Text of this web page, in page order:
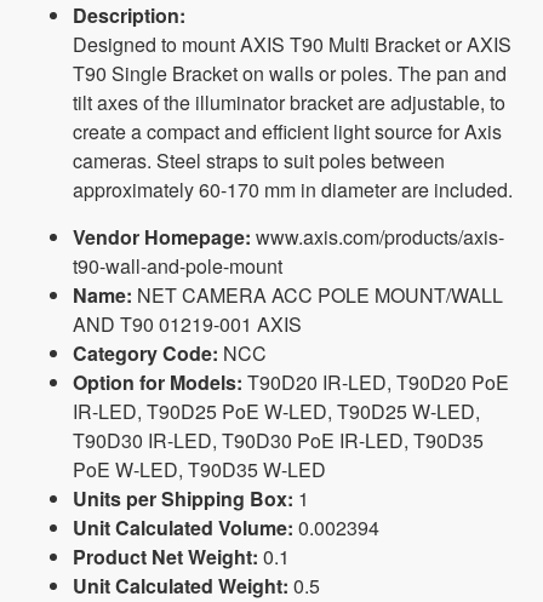
Description:
Designed to mount AXIS T90 Multi Bracket or AXIS
T90 Single Bracket on walls or poles. The pan and
tilt axes of the illuminator bracket are adjustable, to
create a compact and efficient light source for Axis
cameras. Steel straps to suit poles between
approximately 60-170 mm in diameter are included.
Vendor Homepage: www.axis.com/products/axis-
t90-wall-and-pole-mount
Name: NET CAMERA ACC POLE MOUNT/WALL
AND T90 01219-001 AXIS
Category Code: NCC
Option for Models: T90D20 IR-LED, T90D20 PoE
IR-LED, T90D25 PoE W-LED, T90D25 W-LED,
T90D30 IR-LED, T90D30 PoE IR-LED, T90D35
PoE W-LED, T90D35 W-LED
Units per Shipping Box: 1
Unit Calculated Volume: 0.002394
Product Net Weight: 0.1
Unit Calculated Weight: 0.5